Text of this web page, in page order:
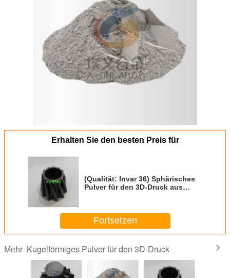
Erhalten Sie den besten Preis für
(Qualität: Invar 36) Sphärisches
Pulver für den 3D-Druck aus
Fortsetzen
Mehr Kugelförmiges Pulver für den 3D-Druck